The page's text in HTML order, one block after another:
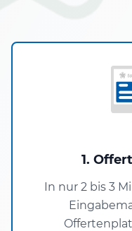
1.
In nur 2 bis 3